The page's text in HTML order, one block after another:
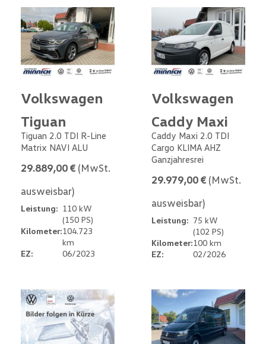
Volkswagen
Tiguan
Tiguan 2.0 TDI R-Line
Matrix NAVI ALU
29.889,00 € (MwSt.
ausweisbar)
Leistung: 110 kW
(150 PS)
Kilometer:104.723
km
EZ:
06/2023
Volkswagen
Caddy Maxi
Caddy Maxi 2.0 TDI
Cargo KLIMA AHZ
Ganzjahresrei
29.979,00 € (MwSt.
ausweisbar)
Leistung: 75 kW
(102 PS)
Kilometer:100 km
EZ:
02/2026